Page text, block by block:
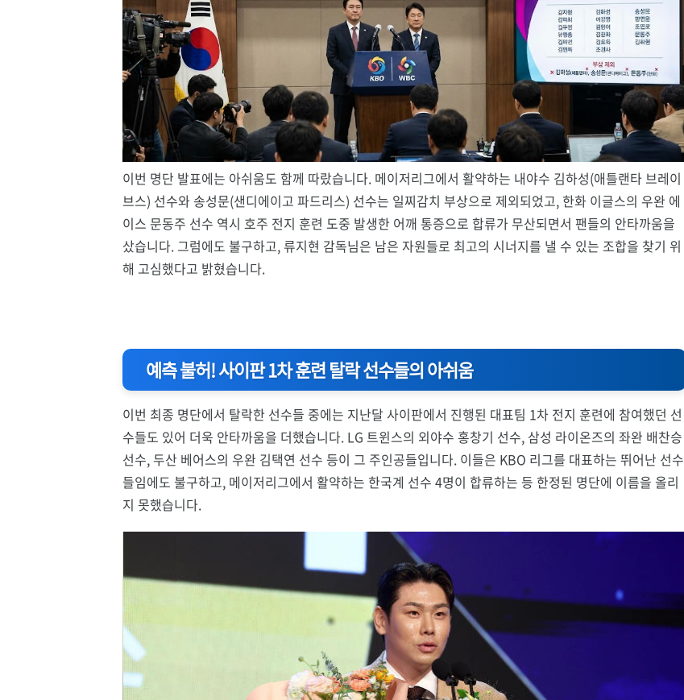
이번 명단 발표에는 아쉬움도 함께 따랐습니다. 메이저리그에서 활약하는 내야수 김하성(애틀랜타 브레이
브스) 선수와 송성문(샌디에이고 파드리스) 선수는 일찌감치 부상으로 제외되었고, 한화 이글스의 우완 에
이스 문동주 선수 역시 호주 전지 훈련 도중 발생한 어깨 통증으로 합류가 무산되면서 팬들의 안타까움을
샀습니다. 그럼에도 불구하고, 류지현 감독님은 남은 자원들로 최고의 시너지를 낼 수 있는 조합을 찾기 위
해 고심했다고 밝혔습니다.
예측 불허! 사이판 1차 훈련 탈락 선수들의 아쉬움
이번 최종 명단에서 탈락한 선수들 중에는 지난달 사이판에서 진행된 대표팀 1차 전지 훈련에 참여했던 선
수들도 있어 더욱 안타까움을 더했습니다. LG 트윈스의 외야수 홍창기 선수, 삼성 라이온즈의 좌완 배찬승
선수, 두산 베어스의 우완 김택연 선수 등이 그 주인공들입니다. 이들은 KBO 리그를 대표하는 뛰어난 선수
들임에도 불구하고, 메이저리그에서 활약하는 한국계 선수 4명이 합류하는 등 한정된 명단에 이름을 올리
지 못했습니다.